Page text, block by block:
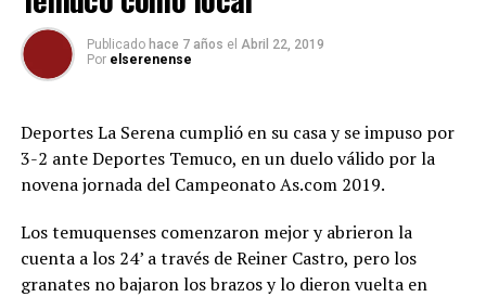
Publicado hace 7 años el Abril 22, 2019
Por elserenense
Deportes La Serena cumplió en su casa y se impuso por
3-2 ante Deportes Temuco, en un duelo válido por la
novena jornada del Campeonato As.com 2019.
Los temuquenses comenzaron mejor y abrieron la
cuenta a los 24’ a través de Reiner Castro, pero los
granates no bajaron los brazos y lo dieron vuelta en